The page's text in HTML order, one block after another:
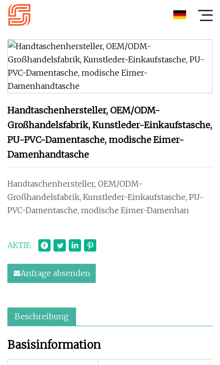
Handtaschenhersteller, OEM/ODM-
Großhandelsfabrik, Kunstleder-Einkaufstasche,
PU-PVC-Damentasche, modische Eimer-
Damenhandtasche
Handtaschenhersteller, OEM/ODM-
Großhandelsfabrik, Kunstleder-Einkaufstasche, PU-
PVC-Damentasche, modische Eimer-Damenhan
AKTIE
Anfrage absenden
Beschreibung
Basisinformation